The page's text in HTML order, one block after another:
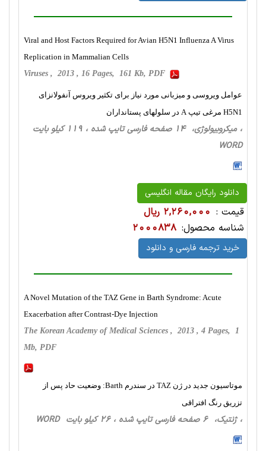
Viral and Host Factors Required for Avian H5N1 Influenza A Virus
Replication in Mammalian Cells
Viruses , 2013 , 16 Pages, 161 Kb, PDF
عوامل ویروسی و میزبانی مورد نیاز برای تکثیر ویروس آنفولانزای
H5N1 مرغی تیپ A در سلولهای پستانداران
، میکروبیولوژی، 14 صفحه فارسی تایپ شده ، 119 کیلو بایت
WORD
دانلود رایگان مقاله انگلیسی
قیمت : 2,260,000 ریال
شناسه محصول: 2000838
خرید ترجمه فارسی و دانلود
A Novel Mutation of the TAZ Gene in Barth Syndrome: Acute
Exacerbation after Contrast-Dye Injection
The Korean Academy of Medical Sciences , 2013 , 4 Pages, 1
Mb, PDF
موتاسیون جدید در ژن TAZ در سندرم Barth: وضعیت حاد پس از
تزریق رنگ افتراقی
، ژنتیک، 6 صفحه فارسی تایپ شده ، 26 کیلو بایت WORD